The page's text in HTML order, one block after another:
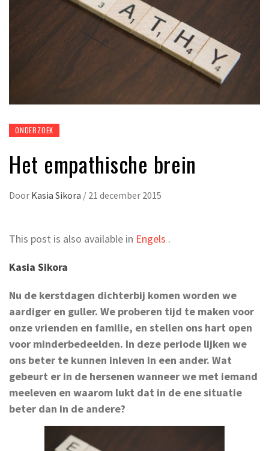
ONDERZOEK
Het empathische brein
Door Kasia Sikora / 21 december 2015
This post is also available in Engels .
Kasia Sikora
Nu de kerstdagen dichterbij komen worden we
aardiger en guller. We proberen tijd te maken voor
onze vrienden en familie, en stellen ons hart open
voor minderbedeelden. In deze periode lijken we
ons beter te kunnen inleven in een ander. Wat
gebeurt er in de hersenen wanneer we met iemand
meeleven en waarom lukt dat in de ene situatie
beter dan in de andere?